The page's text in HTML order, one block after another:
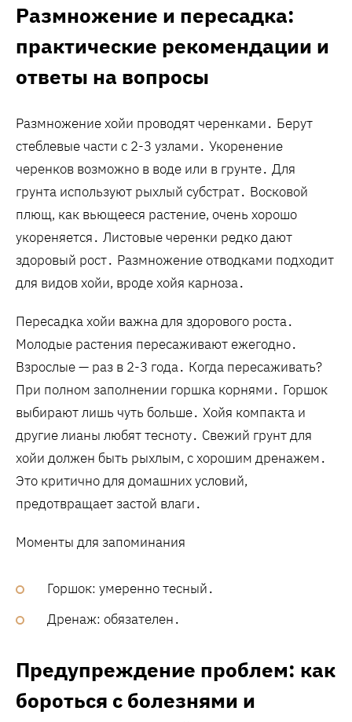
Размножение и пересадка:
практические рекомендации и
ответы на вопросы
Размножение хойи проводят черенками․ Берут
стеблевые части с 2-3 узлами․ Укоренение
черенков возможно в воде или в грунте․ Для
грунта используют рыхлый субстрат․ Восковой
плющ‚ как вьющееся растение‚ очень хорошо
укореняется․ Листовые черенки редко дают
здоровый рост․ Размножение отводками подходит
для видов хойи‚ вроде хойя карноза․
Пересадка хойи важна для здорового роста․
Молодые растения пересаживают ежегодно․
Взрослые — раз в 2-3 года․ Когда пересаживать?
При полном заполнении горшка корнями․ Горшок
выбирают лишь чуть больше․ Хойя компакта и
другие лианы любят тесноту․ Свежий грунт для
хойи должен быть рыхлым‚ с хорошим дренажем․
Это критично для домашних условий‚
предотвращает застой влаги․
Моменты для запоминания
Горшок: умеренно тесный․
Дренаж: обязателен․
Предупреждение проблем: как
бороться с болезнями и